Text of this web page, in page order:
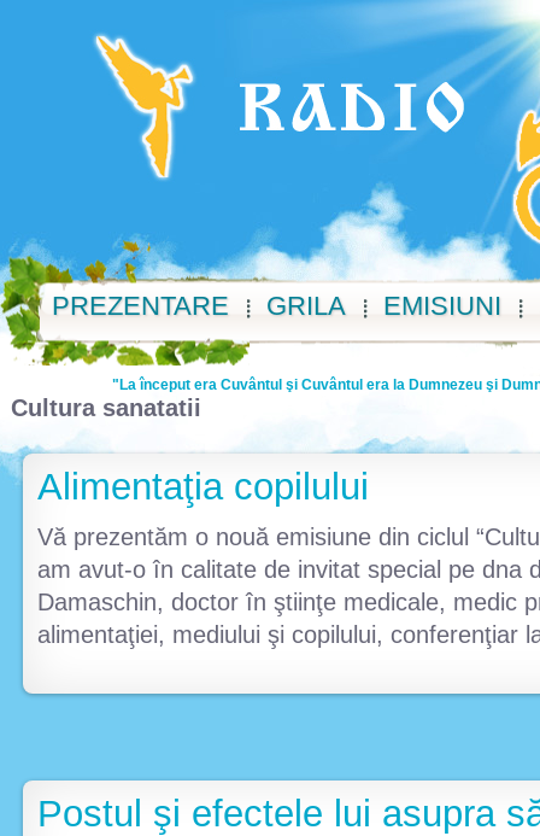
"La început era Cuvântul şi Cuvântul era la Dumnezeu şi
PREZENTARE GRILA EMISIUNI
Cultura sanatatii
Alimentaţia copilului
Vă prezentăm o nouă emisiune din ciclul
am avut-o în calitate de invitat special pe dna
Damaschin, doctor în ştiinţe medicale, medic
alimentaţiei, mediului şi copilului, conferenţiar
Postul şi efectele lui asupra